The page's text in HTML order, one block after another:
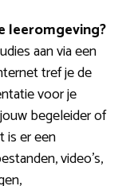
leeromgeving?
aan via een
tref je de
voor je
begeleider of
is er een
video’s,